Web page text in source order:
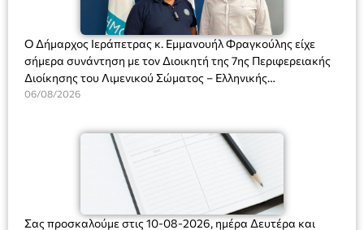
Ο Δήμαρχος Ιεράπετρας κ. Εμμανουήλ Φραγκούλης είχε
σήμερα συνάντηση με τον Διοικητή της 7ης Περιφερειακής
Διοίκησης του Λιμενικού Σώματος – Ελληνικής
Ακτοφυλακής (Λ.Σ.-ΕΛ.ΑΚΤ.), Αρχιπλοίαρχο Λ.Σ. κ. Ιωάννη
06/08/2026
Σας προσκαλούμε στις 10-08-2026, ημέρα Δευτέρα και